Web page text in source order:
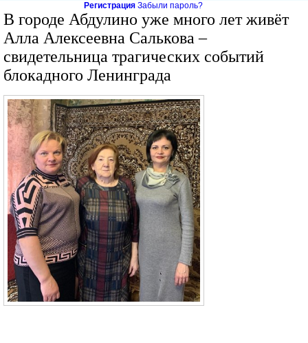
Регистрация Забыли пароль?
В городе Абдулино уже много лет живёт
Алла Алексеевна Салькова –
свидетельница трагических событий
блокадного Ленинграда